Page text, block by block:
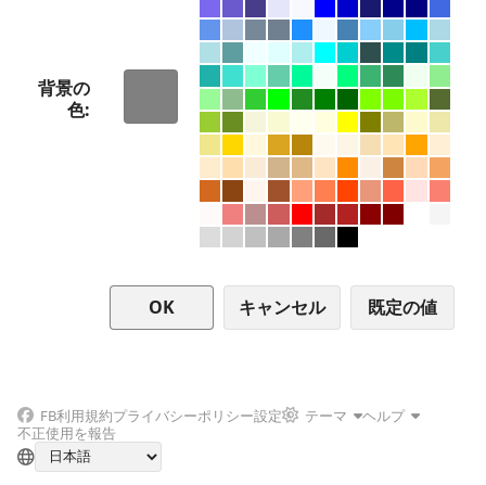
背景の
色
キャンセル
FB利用規約プライバシーポリシー設定 テーマ
ヘルプ
不正使用を報告